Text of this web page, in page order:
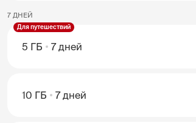
7 ДНЕЙ
Для путешествий
5 ГБ 7 дней
10 ГБ 7 дней